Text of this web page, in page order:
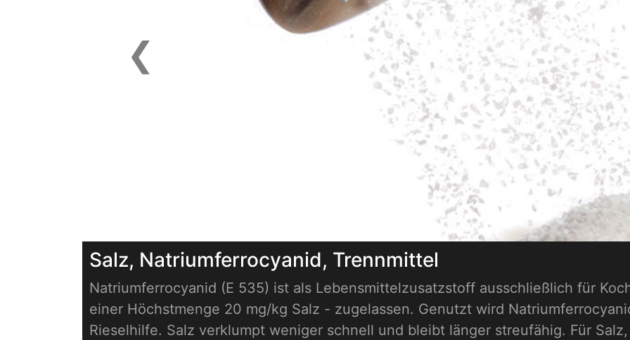
Salz, Natriumferrocyanid, Trennmittel
Natriumferrocyanid (E 535) ist als Lebensmittelzusatzstoff ausschließlich für
einer Höchstmenge 20 mg/kg Salz - zugelassen. Genutzt wird
Rieselhilfe. Salz verklumpt weniger schnell und bleibt länger streufähig. Für
❮Previous